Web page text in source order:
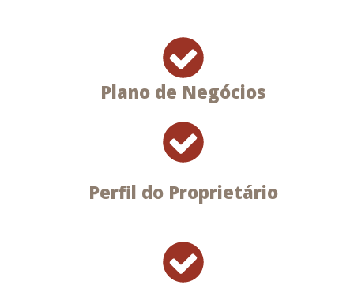
Plano de Negócios
Perfil do Proprietário